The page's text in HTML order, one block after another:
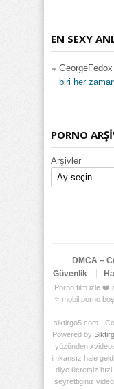
EN SEXY
GeorgeFedox
biri her
PORNO
Arşivler
DMCA –
Güvenlik
Porno film izle ❤️
⭐ mobil porno
siktirgo5.com -
Powered by
yüzünden
imkansız hale
diye ücretsiz
seyrettiğiniz